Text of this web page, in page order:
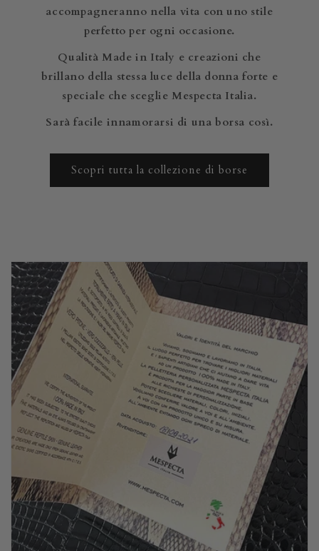
accompagneranno nella vita con uno stile
perfetto per ogni occasione.
Qualità Made in Italy e creazioni che
brillano della stessa luce della donna forte e
speciale che sceglie Mespecta Italia.
Sarà facile innamorarsi di una borsa così.
Scopri tutta la collezione di borse